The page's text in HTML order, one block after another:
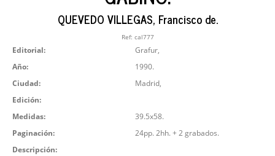
QUEVEDO VILLEGAS, Francisco de.
Ref: cal777
Editorial:
Grafur,
Año:
1990.
Ciudad:
Madrid,
Edición:
Medidas:
39.5x58.
Paginación:
24pp. 2hh. + 2 grabados.
Descripción: